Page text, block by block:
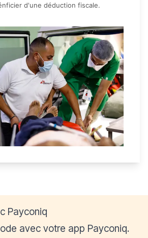
d'une déduction fiscale.
Payconiq
avec votre app Payconiq.